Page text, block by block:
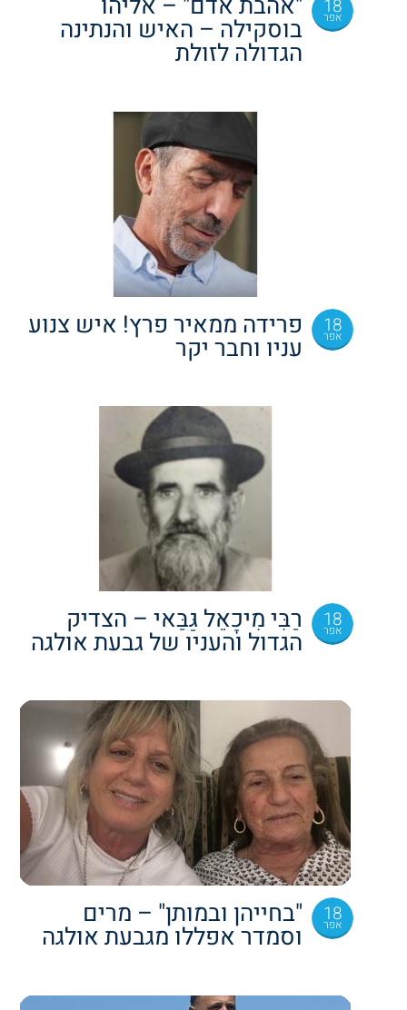
18
אפר בוסקילה – האיש והנתינה
הגדולה לזולת
18
אפר פרידה ממאיר פרץ! איש צנוע
עניו וחבר יקר
18
אפר רַבִּי מִיכָאֵל גַּבַּאי – הצדיק
הגדול והעניו של גבעת אולגה
18
אפר "בחייהן ובמותן" – מרים
וסמדר אפללו מגבעת אולגה